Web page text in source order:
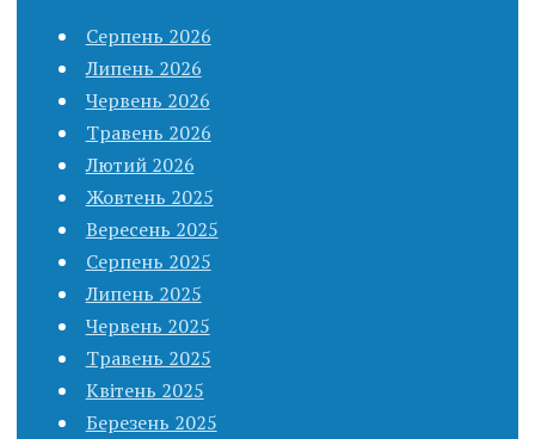
Серпень 2026
Липень 2026
Червень 2026
Травень 2026
Лютий 2026
Жовтень 2025
Вересень 2025
Серпень 2025
Липень 2025
Червень 2025
Травень 2025
Квітень 2025
Березень 2025